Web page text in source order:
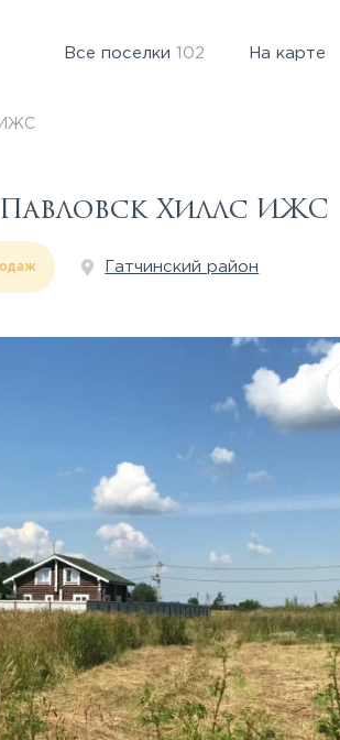
Все поселки 102 На карте
ИЖС
Хиллс ИЖС
Гатчинский район